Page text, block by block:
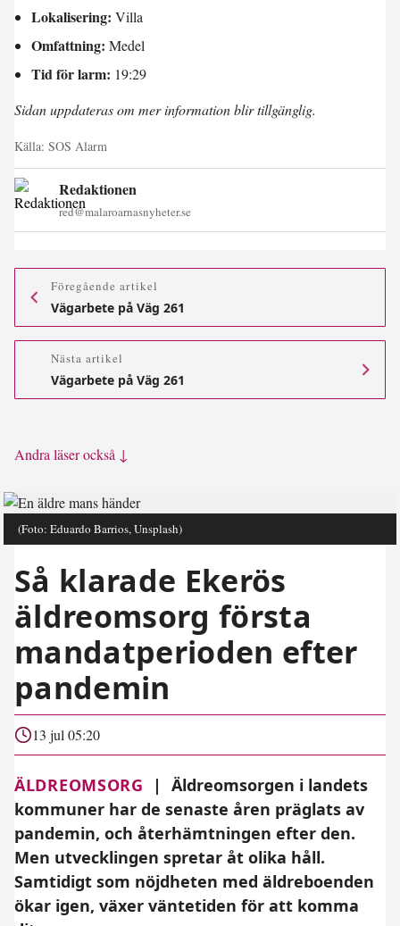
Lokalisering: Villa
Omfattning: Medel
Tid för larm: 19:29
Sidan uppdateras om mer information blir tillgänglig.
Källa: SOS Alarm
Redaktionen
red@malaroarnasnyheter.se
Föregående artikel
Vägarbete på Väg 261
Nästa artikel
Vägarbete på Väg 261
Andra läser också ↓
(Foto: Eduardo Barrios, Unsplash)
Så klarade Ekerös
äldreomsorg första
mandatperioden efter
pandemin
13 jul 05:20
ÄLDREOMSORG |
Äldreomsorgen i landets
kommuner har de senaste åren präglats av
pandemin, och återhämtningen efter den.
Men utvecklingen spretar åt olika håll.
Samtidigt som nöjdheten med äldreboenden
ökar igen, växer väntetiden för att komma